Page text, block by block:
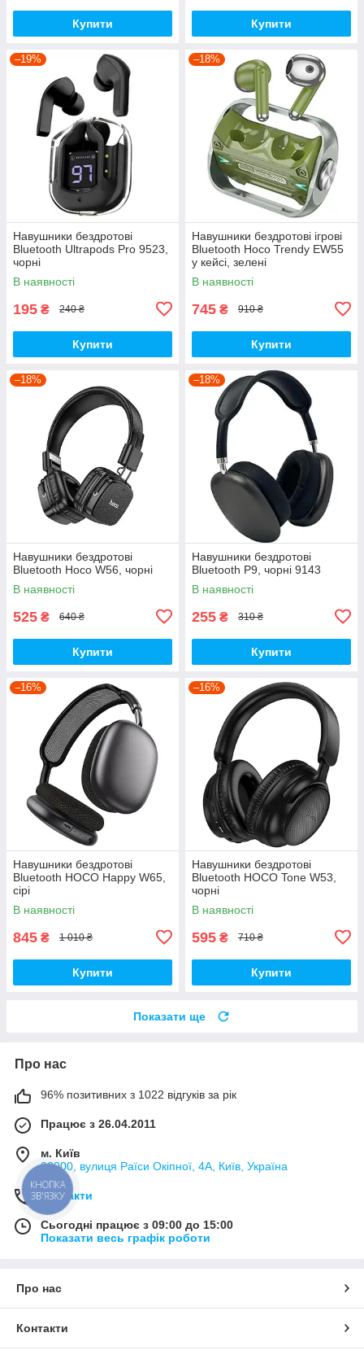
Купити Купити
–19%
Навушники бездротові
Bluetooth Ultrapods Pro 9523,
чорні
В наявності
195 ₴ 240 ₴
Купити
–18%
Навушники бездротові ігрові
Bluetooth Hoco Trendy EW55
у кейсі, зелені
В наявності
745 ₴ 910 ₴
Купити
–18%
Навушники бездротові
Bluetooth Hoco W56, чорні
В наявності
525 ₴ 640 ₴
Купити
–18%
Навушники бездротові
Bluetooth P9, чорні 9143
В наявності
255 ₴ 310 ₴
Купити
–16%
Навушники бездротові
Bluetooth HOCO Happy W65,
сірі
В наявності
845 ₴ 1 010 ₴
Купити
–16%
Навушники бездротові
Bluetooth HOCO Tone W53,
чорні
В наявності
595 ₴ 710 ₴
Купити
Показати ще
Про нас
96% позитивних з 1022 відгуків за рік
Працює з 26.04.2011
м. Київ
02000, вулиця Раїси Окіпної, 4А, Київ, Україна
Контакти
Сьогодні працює з 09:00 до 15:00
Показати весь графік роботи
Про нас
Контакти
КНОПКА
ЗВ'ЯЗКУ